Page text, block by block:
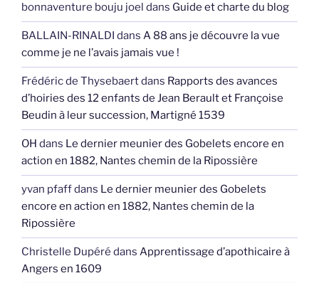
bonnaventure bouju joel dans Guide et charte du blog
BALLAIN-RINALDI dans A 88 ans je découvre la vue
comme je ne l’avais jamais vue !
Frédéric de Thysebaertdans Rapports des avances
d’hoiries des 12 enfants de Jean Berault et Françoise
Beudin à leur succession, Martigné 1539
OH dans Le dernier meunier des Gobelets encore en
action en 1882, Nantes chemin de la Ripossière
yvan pfaffdans Le dernier meunier des Gobelets
encore en action en 1882, Nantes chemin de la
Ripossière
Christelle Dupéré dans Apprentissage d’apothicaire à
Angers en 1609